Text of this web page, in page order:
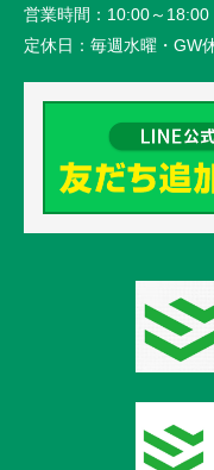
営業時間： 10:00～18:00
定休日： 毎週水曜・GW